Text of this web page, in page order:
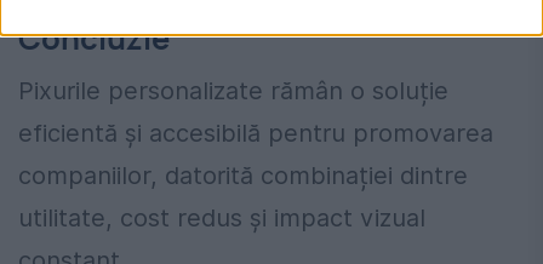
Concluzie
Pixurile personalizate rămân o soluție
eficientă și accesibilă pentru promovarea
companiilor, datorită combinației dintre
utilitate, cost redus și impact vizual